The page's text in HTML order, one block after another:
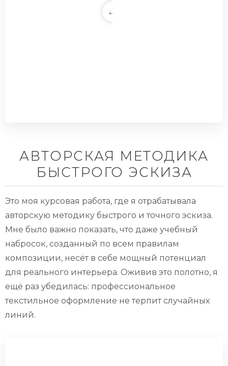
АВТОРСКАЯ МЕТОДИКА
БЫСТРОГО ЭСКИЗА
Это моя курсовая работа, где я отрабатывала
авторскую методику быстрого и точного эскиза.
Мне было важно показать, что даже учебный
набросок, созданный по всем правилам
композиции, несёт в себе мощный потенциал
для реального интерьера. Оживив это полотно, я
ещё раз убедилась: профессиональное
текстильное оформление не терпит случайных
линий.